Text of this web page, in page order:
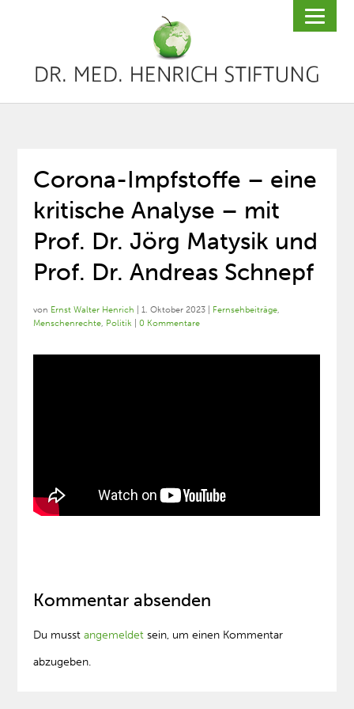
Corona-Impfstoffe – eine
kritische Analyse – mit
Prof. Dr. Jörg Matysik und
Prof. Dr. Andreas Schnepf
von Ernst Walter Henrich |1. Oktober 2023 Fernsehbeiträge,
Menschenrechte, Politik |0 Kommentare
Kommentar absenden
Du musstangemeldet sein, um einen Kommentar
abzugeben.